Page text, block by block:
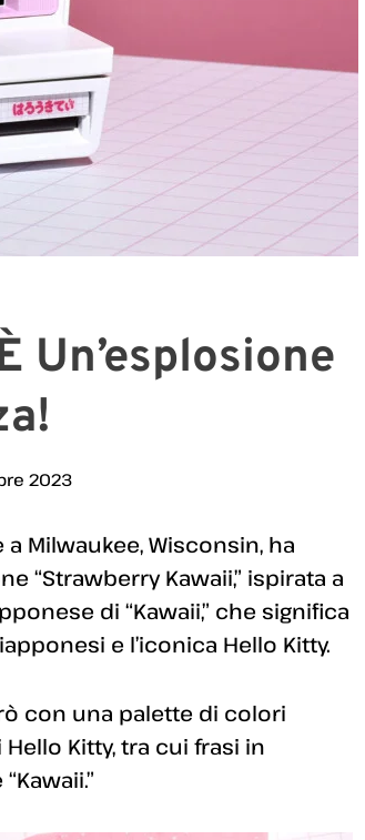
Un’esplosione
2023
a Milwaukee, Wisconsin, ha
“Strawberry Kawaii,” ispirata a
di “Kawaii,” che significa
e l’iconica Hello Kitty.
con una palette di colori
Kitty, tra cui frasi in